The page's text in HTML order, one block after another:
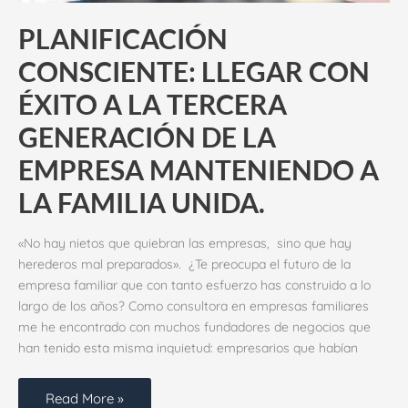
PLANIFICACIÓN
CONSCIENTE: LLEGAR CON
ÉXITO A LA TERCERA
GENERACIÓN DE LA
EMPRESA MANTENIENDO A
LA FAMILIA UNIDA.
«No hay nietos que quiebran las empresas, sino que hay
herederos mal preparados». ¿Te preocupa el futuro de la
empresa familiar que con tanto esfuerzo has construido a lo
largo de los años? Como consultora en empresas familiares
me he encontrado con muchos fundadores de negocios que
han tenido esta misma inquietud: empresarios que habían
Read More »